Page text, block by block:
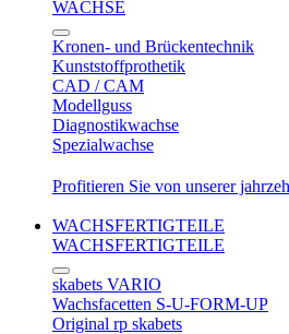
WACHSE
Kronen- und Brückentechnik
Kunststoffprothetik
CAD / CAM
Modellguss
Diagnostikwachse
Spezialwachse
Profitieren Sie von unserer
WACHSFERTIGTEILE
WACHSFERTIGTEILE
skabets VARIO
Wachsfacetten S-U-FORM-UP
Original rp skabets